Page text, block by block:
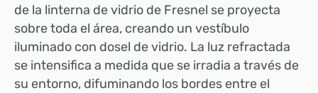
de la linterna de vidrio de Fresnel se proyecta
sobre toda el área, creando un vestíbulo
iluminado con dosel de vidrio. La luz refractada
se intensifica a medida que se irradia a través de
su entorno, difuminando los bordes entre el